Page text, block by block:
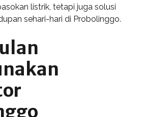
listrik, tetapi juga solusi
sehari-hari di Probolinggo.